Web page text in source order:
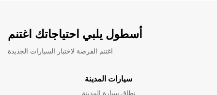
أسطول يلبي احتياجاتك اغتنم
اغتنم الفرصة لاختبار السيارات الجديدة
سيارات المدينة
نطاق سيارة المدينة